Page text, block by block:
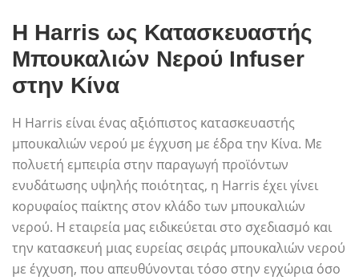
Η Harris ως Κατασκευαστής
Μπουκαλιών Νερού Infuser
στην Κίνα
Η Harris είναι ένας αξιόπιστος κατασκευαστής
μπουκαλιών νερού με έγχυση με έδρα την Κίνα. Με
πολυετή εμπειρία στην παραγωγή προϊόντων
ενυδάτωσης υψηλής ποιότητας, η Harris έχει γίνει
κορυφαίος παίκτης στον κλάδο των μπουκαλιών
νερού. Η εταιρεία μας ειδικεύεται στο σχεδιασμό και
την κατασκευή μιας ευρείας σειράς μπουκαλιών νερού
με έγχυση, που απευθύνονται τόσο στην εγχώρια όσο